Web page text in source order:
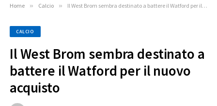
Home » Calcio » Il West Brom sembra destinato a battere il Watford per il nuovo acquisto
CALCIO
Il West Brom sembra destinato a
battere il Watford per il nuovo
acquisto